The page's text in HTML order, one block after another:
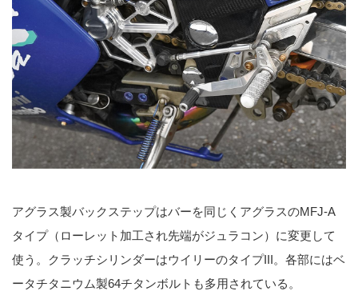
アグラス製バックステップはバーを同じくアグラスのMFJ-A
タイプ（ローレット加工され先端がジュラコン）に変更して
使う。クラッチシリンダーはウイリーのタイプIII。各部にはベ
ータチタニウム製64チタンボルトも多用されている。